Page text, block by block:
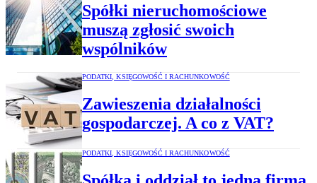
Spółki nieruchomościowe
muszą zgłosić swoich
wspólników
PODATKI, KSIĘGOWOŚĆ I RACHUNKOWOŚĆ
Zawieszenia działalności
gospodarczej. A co z VAT?
PODATKI, KSIĘGOWOŚĆ I RACHUNKOWOŚĆ